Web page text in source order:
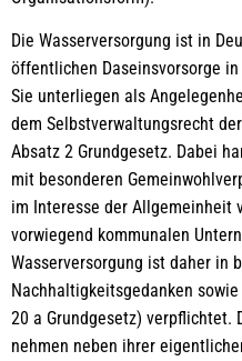
Die Wasserversorgung ist in
öffentlichen Daseinsvorsorge
Sie unterliegen als
dem Selbstverwaltungsrecht
Absatz 2 Grundgesetz. Dabei
mit besonderen
im Interesse der Allgemeinheit
vorwiegend kommunalen
Wasserversorgung ist daher in
Nachhaltigkeitsgedanken
20 a Grundgesetz) verpflichtet.
nehmen neben ihrer